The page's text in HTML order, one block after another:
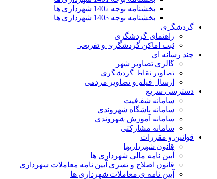
بخشنامه بوجه 1402 شهرداری ها
بخشنامه بوجه 1403 شهرداری ها
گردشگری
راهنمای گردشگری
ثبت اماکن گردشگری و تفریحی
چند رسانه ای
گالری تصاویر شهر
تصاویر نقاط گردشگری
ارسال فیلم و تصاویر مردمی
دسترسی سریع
سامانه شفافیت
سامانه باشگاه شهروندی
سامانه آموزش شهروندی
سامانه مشارکتی
قوانین و مقررات
قانون شهرداریها
آیین نامه مالی شهرداری ها
قانون اصلاح و تسری آیین نامه معاملات شهرداری
آیین نامه ی معاملات شهرداری ها